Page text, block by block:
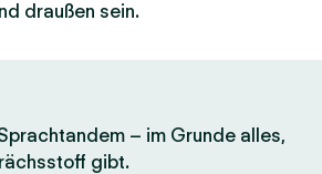
draußen sein.
– im Grunde alles,
gibt.